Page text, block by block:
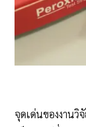
จุดเด่นของงาน